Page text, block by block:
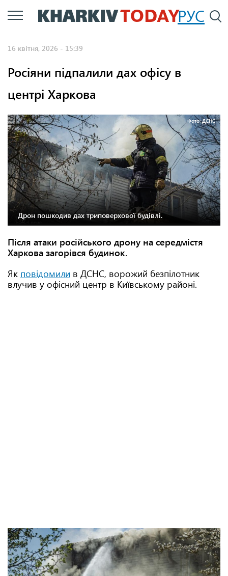
Перейти
до
РУС
16 квітня, 2026 - 15:39
Росіяни підпалили дах офісу в
центрі Харкова
Фото: ДСНС
Дрон пошкодив дах триповерхової будівлі.
Після атаки російського дрону на середмістя
Харкова загорівся будинок.
Як повідомили в ДСНС, ворожий безпілотник
влучив у офісний центр в Київському районі.